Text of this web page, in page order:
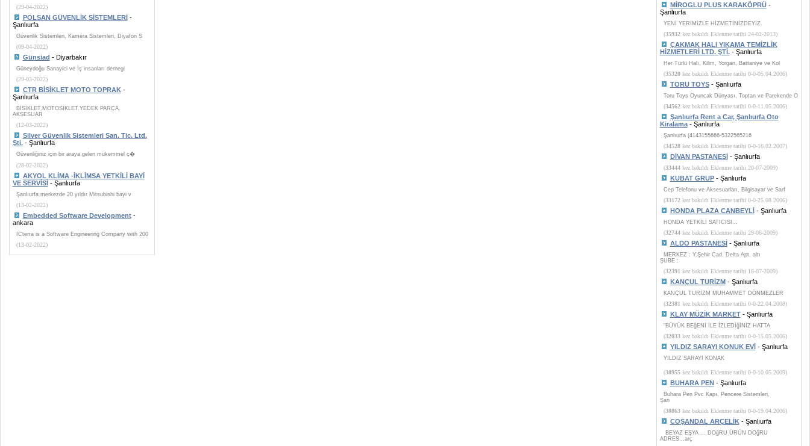
(29-04-2022)
POLSAN GÜVENLİK SİSTEMLERİ-
Şanlıurfa
Güvenlik Sistemleri, Kamera Sistemleri, Diyafon S
(09-04-2022)
Günsiad - Diyarbakır
Güneydoğu Sanayici ve İş insanları dernegi
(29-03-2022)
CTR BİSİKLET MOTO TOPRAK-
Şanlıurfa
BİSİKLET.MOTOSİKLET.YEDEK PARÇA.
AKSESUAR
(12-03-2022)
Silver Güvenlik Sistemleri San. Tic. Ltd.
Şti.- Şanlıurfa
Güvenliğiniz için bir araya gelen mükemmel ç�
(28-02-2022)
AKYOL KLİMA -İKLİMSA YETKİLİ BAYİ
VE SERVİSİ- Şanlıurfa
Şanlıurfa merkezde 20 yıldır Mitsubishi bayi v
(13-02-2022)
Embedded Software Development-
ankara
ICterra is a Software Engineering Company with 200
(13-02-2022)
MİROGLU PLUS KARAKÖPRÜ-
Şanlıurfa
YENİ YERİMİZLE HİZMETİNİZDEYİZ.
(35932kez bakıldı Eklenme tarihi 24-02-2013)
ÇAKMAK HALI YIKAMA TEMİZLİK
HİZMETLERİ LTD. ŞTİ.- Şanlıurfa
Her Türlü Halı, Kilim, Yorgan, Battaniye ve Kol
(35320kez bakıldı Eklenme tarihi 0-0-05.04.2006)
TORU TOYS- Şanlıurfa
Toru Toys Oyuncak Dünyası, Toptan ve Parekende O
(34562kez bakıldı Eklenme tarihi 0-0-11.05.2006)
Şanlıurfa Rent a Car, Şanlıurfa Oto
Kiralama- Şanlıurfa
Şanlıurfa (4143155666-5322565216
(34528kez bakıldı Eklenme tarihi 0-0-16.02.2007)
DİVAN PASTANESİ- Şanlıurfa
(33444kez bakıldı Eklenme tarihi 20-07-2009)
KUBAT GRUP- Şanlıurfa
Cep Telefonu ve Aksesuarları, Bilgisayar ve Sarf
(33172kez bakıldı Eklenme tarihi 0-0-25.08.2006)
HONDA PLAZA CANBEYLİ- Şanlıurfa
HONDA YETKİLİ SATICISI...
(32744kez bakıldı Eklenme tarihi 29-06-2009)
ALDO PASTANESİ- Şanlıurfa
MERKEZ : Y.Şehir Cad. Delta Apt. altı
ŞUBE :
(32391 kez bakıldı Eklenme tarihi 18-07-2009)
KANÇUL TURİZM- Şanlıurfa
KANÇUL TURİZM MUHAMMET DÖNMEZLER
(32381 kez bakıldı Eklenme tarihi 0-0-22.04.2008)
KLAY MÜZİK MARKET- Şanlıurfa
"BÜYÜK BEğENİ İLE İZLEDİğİNİZ HATTA
(32033kez bakıldı Eklenme tarihi 0-0-15.05.2006)
YILDIZ SARAYI KONUK EVİ- Şanlıurfa
YILDIZ SARAYI KONAK
(30955kez bakıldı Eklenme tarihi 0-0-10.05.2009)
BUHARA PEN- Şanlıurfa
Buhara Pen Pvc Kapı, Pencere Sistemleri,
Şan
(30863kez bakıldı Eklenme tarihi 0-0-19.04.2006)
COŞANDAL ARÇELİK- Şanlıurfa
BEYAZ EŞYA ... DOğRU ÜRÜN DOğRU
ADRES...arç